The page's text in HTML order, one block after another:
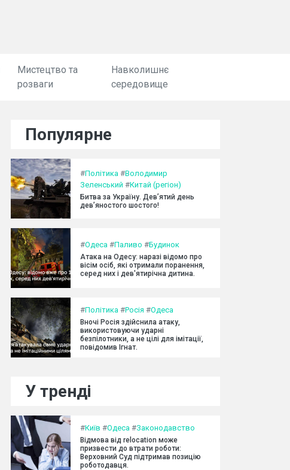
Мистецтво та
розваги
Навколишнє
середовище
Популярне
#Політика #Володимир
Зеленський #Китай (регіон)
Битва за Україну. Дев’ятий день
дев’яностого шостого!
#Одеса #Паливо #Будинок
Атака на Одесу: наразі відомо про
вісім осіб, які отримали поранення,
серед них і дев'ятирічна дитина.
#Політика #Росія #Одеса
Вночі Росія здійснила атаку,
використовуючи ударні
безпілотники, а не цілі для імітації,
повідомив Ігнат.
У тренді
#Київ #Одеса #Законодавство
Відмова від relocation може
призвести до втрати роботи:
Верховний Суд підтримав позицію
роботодавця.